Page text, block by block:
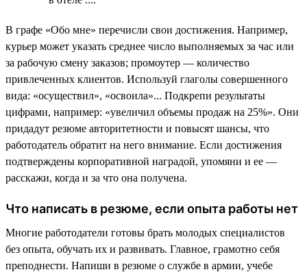
В графе «Обо мне» перечисли свои достижения. Например,
курьер может указать среднее число выполняемых за час или
за рабочую смену заказов; промоутер — количество
привлеченных клиентов. Используй глаголы совершенного
вида: «осуществил», «освоила»... Подкрепи результаты
цифрами, например: «увеличил объемы продаж на 25%». Они
придадут резюме авторитетности и повысят шансы, что
работодатель обратит на него внимание. Если достижения
подтверждены корпоративной наградой, упомяни и ее —
расскажи, когда и за что она получена.
Что написать в резюме, если опыта работы нет
Многие работодатели готовы брать молодых специалистов
без опыта, обучать их и развивать. Главное, грамотно себя
преподнести. Напиши в резюме о службе в армии, учебе